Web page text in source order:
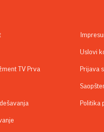
TV Prva
Uslovi
Prijava
Politika